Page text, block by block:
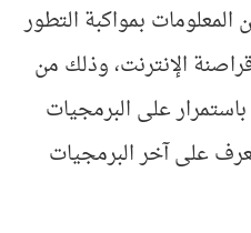
بمواكبة التطور
الإنترنت، وذلك من
على البرمجيات
على آخر البرمجيات